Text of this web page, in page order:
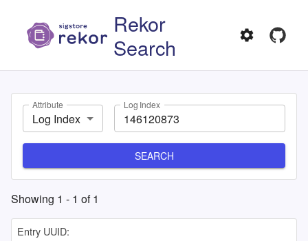
Rekor
Search
Attribute
Log Index
Log Index
SEARCH
Showing 1 - 1 of1
Entry UUID: